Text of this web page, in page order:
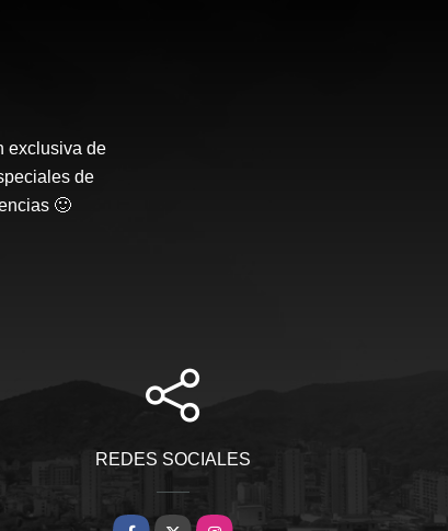
exclusiva de
de
🙂
REDES SOCIALES